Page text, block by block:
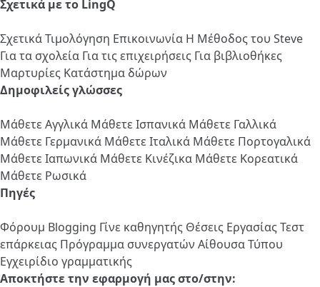
Σχετικά με το LingQ
ΣχετικάΤιμολόγηση Επικοινωνία Η Μέθοδος του Steve
Για τα σχολεία Για τις επιχειρήσεις Για βιβλιοθήκες
Μαρτυρίες Κατάστημα δώρων
Δημοφιλείς γλώσσες
Μάθετε Αγγλικά Μάθετε Ισπανικά Μάθετε Γαλλικά
Μάθετε Γερμανικά Μάθετε Ιταλικά Μάθετε Πορτογαλικά
Μάθετε Ιαπωνικά Μάθετε Κινέζικα Μάθετε Κορεατικά
Μάθετε Ρωσικά
Πηγές
Φόρουμ Blogging Γίνε καθηγητής Θέσεις ΕργασίαςΤεστ
επάρκειας Πρόγραμμα συνεργατών Αίθουσα Τύπου
Εγχειρίδιο γραμματικής
Αποκτήστε την εφαρμογή μας στο/στην: